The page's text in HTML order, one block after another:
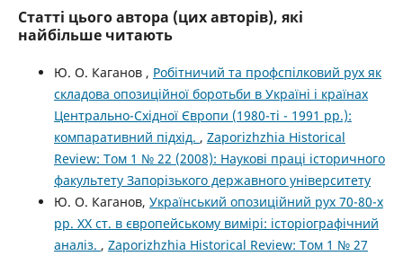
Статті цього автора (цих авторів), які
найбільше читають
Ю. О. Каганов , Робітничий та профспілковий рух як
складова опозиційної боротьби в Україні і країнах
Центрально-Східної Європи (1980-ті - 1991 рр.):
компаративний підхід. , Zaporizhzhia Historical
Review: Том 1 № 22 (2008): Наукові праці історичного
факультету Запорізького державного університету
Ю. О. Каганов, Український опозиційний рух 70-80-х
рр. XХ ст. в європейському вимірі: історіографічний
аналіз. , Zaporizhzhia Historical Review: Том 1 № 27